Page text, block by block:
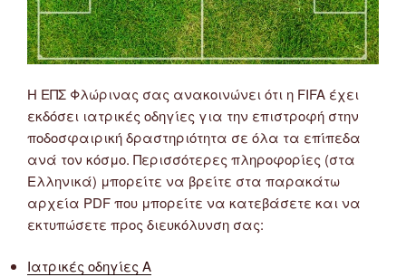
Η ΕΠΣ Φλώρινας σας ανακοινώνει ότι η FIFA έχει
εκδόσει ιατρικές οδηγίες για την επιστροφή στην
ποδοσφαιρική δραστηριότητα σε όλα τα επίπεδα
ανά τον κόσμο. Περισσότερες πληροφορίες (στα
Ελληνικά) μπορείτε να βρείτε στα παρακάτω
αρχεία PDF που μπορείτε να κατεβάσετε και να
εκτυπώσετε προς διευκόλυνση σας:
Ιατρικές οδηγίες Α